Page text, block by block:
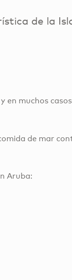
de la
muchos
de mar
Aruba: